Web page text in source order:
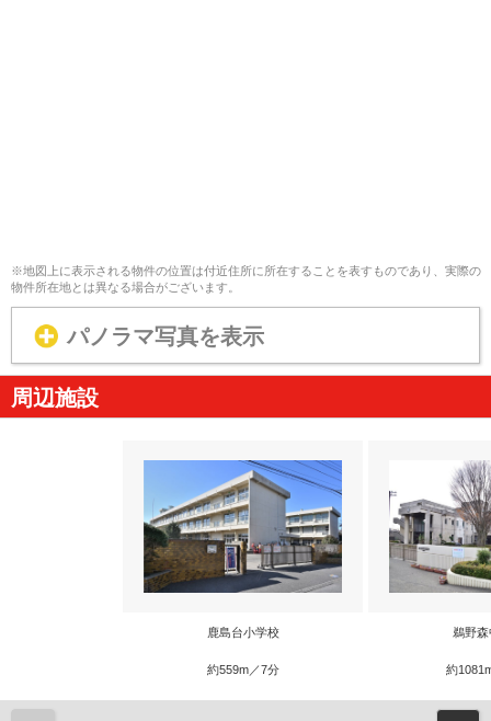
※地図上に表示される物件の位置は付近住所に所在することを表すものであり、実際の
物件所在地とは異なる場合がございます。
パノラマ写真を表示
周辺施設
鹿島台小学校
約559m／7分
鵜野
約